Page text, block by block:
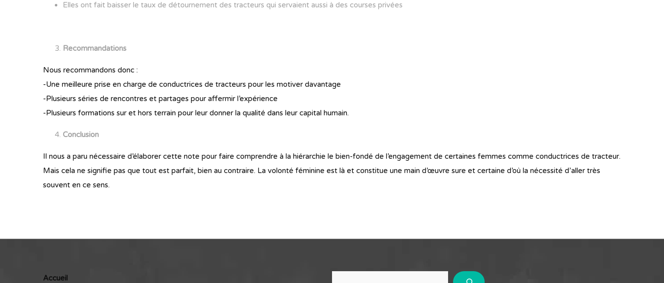
Elles ont fait baisser le taux de détournement des tracteurs qui servaient aussi à des courses privées
Recommandations
Nous recommandons donc :
-Une meilleure prise en charge de conductrices de tracteurs pour les motiver davantage
-Plusieurs séries de rencontres et partages pour affermir l’expérience
-Plusieurs formations sur et hors terrain pour leur donner la qualité dans leur capital humain.
Conclusion
Il nous a paru nécessaire d’élaborer cette note pour faire comprendre à la hiérarchie le bien-fondé de l’engagement de certaines femmes comme conductrices de tracteur.
Mais cela ne signifie pas que tout est parfait, bien au contraire. La volonté féminine est là et constitue une main d’œuvre sure et certaine d’où la nécessité d’aller très
souvent en ce sens.
Accueil